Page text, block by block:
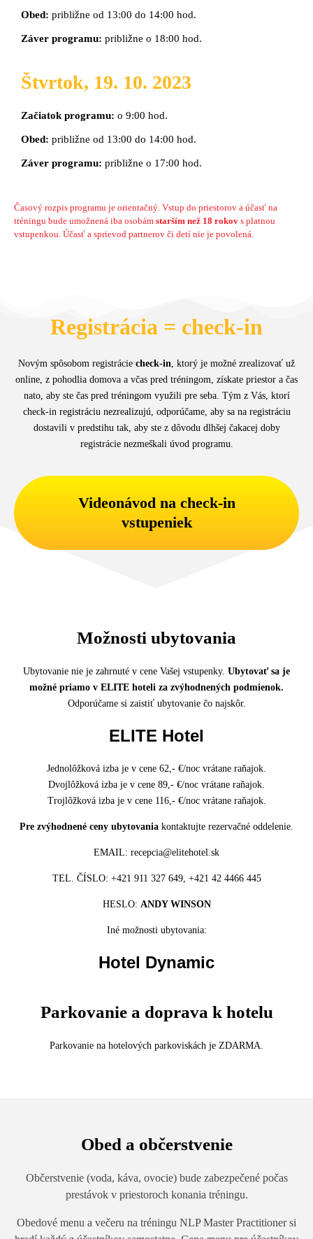
Obed: približne od 13:00 do 14:00 hod.
Záver programu: približne o 18:00 hod.
Štvrtok, 19. 10. 2023
Začiatok programu: o 9:00 hod.
Obed: približne od 13:00 do 14:00 hod.
Záver programu: približne o 17:00 hod.
Časový rozpis programu je orientačný. Vstup do priestorov a účasť na
tréningu bude umožnená iba osobám starším než 18 rokov s platnou
vstupenkou. Účasť a sprievod partnerov či detí nie je povolená.
Registrácia = check-in
Novým spôsobom registrácie check-in, ktorý je možné zrealizovať už
online, z pohodlia domova a včas pred tréningom, získate priestor a čas
nato, aby ste čas pred tréningom využili pre seba. Tým z Vás, ktorí
check-in registráciu nezrealizujú, odporúčame, aby sa na registráciu
dostavili v predstihu tak, aby ste z dôvodu dlhšej čakacej doby
registrácie nezmeškali úvod programu.
Videonávod na check-in
vstupeniek
Možnosti ubytovania
Ubytovanie nie je zahrnuté v cene Vašej vstupenky. Ubytovať sa je
možné priamo v ELITE hoteli za zvýhodnených podmienok.
Odporúčame si zaistiť ubytovanie čo najskôr.
ELITE Hotel
Jednolôžková izba je v cene 62,- €/noc vrátane raňajok.
Dvojlôžková izba je v cene 89,- €/noc vrátane raňajok.
Trojlôžková izba je v cene 116,- €/noc vrátane raňajok.
Pre zvýhodnené ceny ubytovania kontaktujte rezervačné oddelenie.
EMAIL: recepcia@elitehotel.sk
TEL. ČÍSLO: +421 911 327 649, +421 42 4466 445
HESLO: ANDY WINSON
Iné možnosti ubytovania:
Hotel Dynamic
Parkovanie a doprava k hotelu
Parkovanie na hotelových parkoviskách je ZDARMA.
Obed a občerstvenie
Občerstvenie (voda, káva, ovocie) bude zabezpečené počas
prestávok v priestoroch konania tréningu.
Obedové menu a večeru na tréningu NLP Master Practitioner si